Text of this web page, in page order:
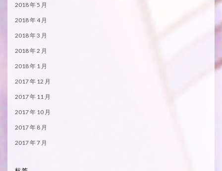
2018 年 5 月
2018 年 4 月
2018 年 3 月
2018 年 2 月
2018 年 1 月
2017 年 12 月
2017 年 11 月
2017 年 10 月
2017 年 8 月
2017 年 7 月